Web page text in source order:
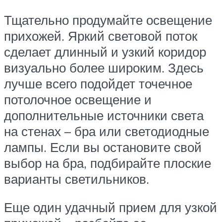
Тщательно продумайте освещение
прихожей. Яркий световой поток
сделает длинный и узкий коридор
визуально более широким. Здесь
лучше всего подойдет точечное
потолочное освещение и
дополнительные источники света
на стенах – бра или светодиодные
лампы. Если вы остановите свой
выбор на бра, подбирайте плоские
варианты светильников.
Еще один удачный прием для узкой